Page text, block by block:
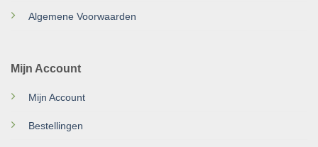
Algemene Voorwaarden
Mijn Account
Mijn Account
Bestellingen